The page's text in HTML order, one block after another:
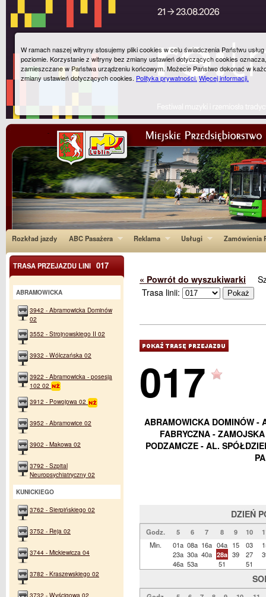
Rozkład jazdy ABC Pasażera Reklama Usługi Zamówienia
« Powrót do wyszukiwarki
Trasa linii:
017
ABRAMOWICKA DOMINÓW -
FABRYCZNA -
PODZAMCZE - AL.
DZIEŃ
Godz. 5 6 7 8 9 10
Min.
01a
23a
46a
08a
30a
53a
16a
40a
04a
28a
51
15
39
03
27
51
TRASA PRZEJAZDU LINI 017
ABRAMOWICKA
3942 - Abramowicka Dominów
02
3552 - Strojnowskiego II 02
3932 - Wólczańska 02
3922 - Abramowicka - posesja
102 02
3912 - Powojowa 02
3952 - Abramowice 02
3902 - Makowa 02
3792 - Szpital
Neuropsychiatryczny 02
KUNICKIEGO
3762 - Sierpińskiego 02
3752 - Reja 02
3744 - Mickiewicza 04
3782 - Kraszewskiego 02
3732 - Wyścigowa 02
W ramach naszej witryny stosujemy pliki cookies w celu świadczenia Państwu
poziomie. Korzystanie z witryny bez zmiany ustawień dotyczących cookies
zamieszczane w Państwa urządzeniu końcowym. Możecie Państwo dokonać w
zmiany ustawień dotyczących cookies. Polityka prywatności.Więcej informacji.